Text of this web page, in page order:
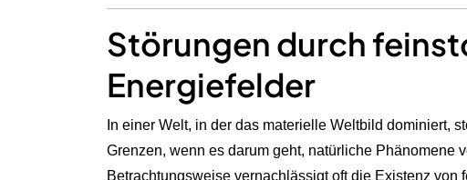
Störungen durch
Energiefelder
In einer Welt, in der das materielle Weltbild dominiert,
Grenzen, wenn es darum geht, natürliche Phänomene
Betrachtungsweise vernachlässigt oft die Existenz